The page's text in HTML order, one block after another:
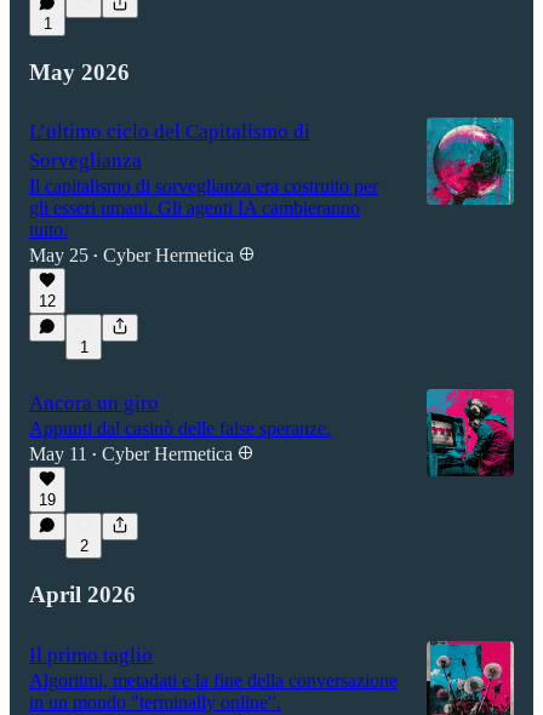
1
May 2026
L’ultimo ciclo del Capitalismo di
Sorveglianza
Il capitalismo di sorveglianza era costruito per
gli esseri umani. Gli agenti IA cambieranno
tutto.
May 25 • Cyber Hermetica 𐀏
12
1
Ancora un giro
Appunti dal casinò delle false speranze.
May 11
• Cyber Hermetica 𐀏
19
2
April 2026
Il primo taglio
Algoritmi, metadati e la fine della conversazione
in un mondo "terminally online".